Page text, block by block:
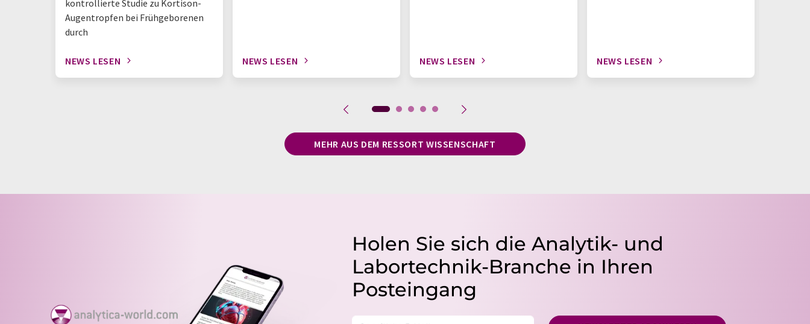
kontrollierte Studie zu Kortison-
Augentropfen bei Frühgeborenen
durch
NEWS LESEN NEWS LESEN NEWS LESEN NEWS LESEN
MEHR AUS DEM RESSORT WISSENSCHAFT
Holen Sie sich die Analytik- und
Labortechnik-Branche in Ihren
Posteingang